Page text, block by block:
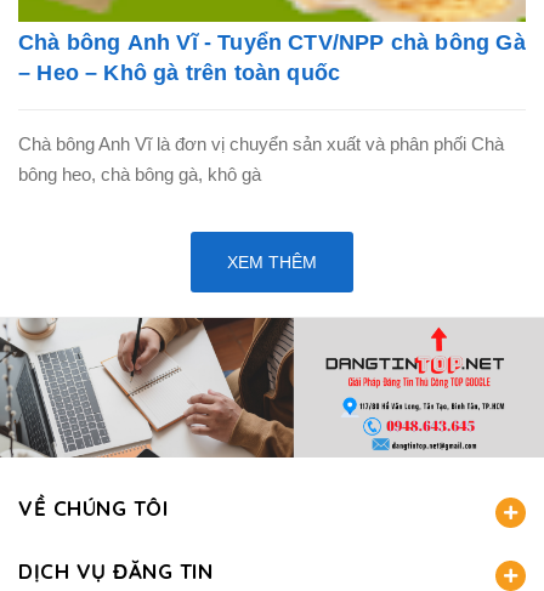
Chà bông Anh Vĩ - Tuyển CTV/NPP chà bông Gà
– Heo – Khô gà trên toàn quốc
Chà bông Anh Vĩ là đơn vị chuyển sản xuất và phân phối Chà
bông heo, chà bông gà, khô gà
XEM THÊM
VỀ CHÚNG TÔI
DỊCH VỤ ĐĂNG TIN